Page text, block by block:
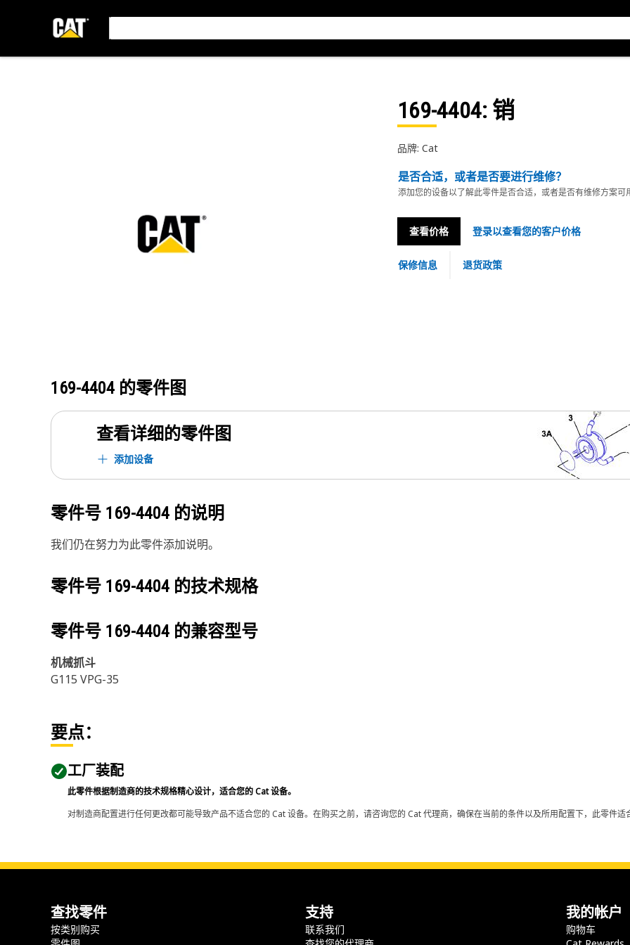
169-4404: 销
品牌: Cat
是否合适，或者是否要进行维修？
添加您的设备以了解此零件是否合适，或者是否有维修方案可
查看价格 登录以查看您的客户价格
保修信息 退货政策
169-4404 的零件图
查看详细的零件图
添加设备
零件号 169-4404 的说明
我们仍在努力为此零件添加说明。
零件号 169-4404 的技术规格
零件号 169-4404 的兼容型号
机械抓斗
G115 VPG-35
要点：
工厂装配
此零件根据制造商的技术规格精心设计，适合您的 Cat 设备。
对制造商配置进行任何更改都可能导致产品不适合您的 Cat 设备。在购买之前，请咨询您的 Cat 代理商，确保在当前的条件以及所用配置下，此零件
查找零件
按类别购买
支持
联系我们
我的帐户
购物车